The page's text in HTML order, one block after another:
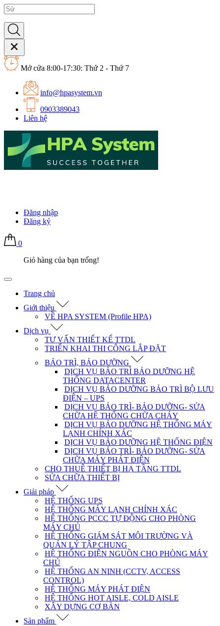
Mở cửa 8:00-17:30: Thứ 2 - Thứ 7
info@hpasystem.vn
0903389043
Liên hệ
Đăng nhập
Đăng ký
0
Giỏ hàng của bạn trống!
Trang chủ
Giới thiệu
VỀ HPA SYSTEM (Profile HPA)
Dịch vụ
TƯ VẤN THIẾT KẾ TTDL
TRIỂN KHAI THI CÔNG LẮP ĐẶT
BẢO TRÌ, BẢO DƯỠNG
DỊCH VỤ BẢO TRÌ BẢO DƯỠNG HỆ
THỐNG DATACENTER
DỊCH VỤ BẢO DƯỠNG BẢO TRÌ BỘ LƯU
ĐIỆN – UPS
DỊCH VỤ BẢO TRÌ- BẢO DƯỠNG- SỬA
CHỮA HỆ THỐNG CHỮA CHÁY
DỊCH VỤ BẢO DƯỠNG HỆ THỐNG MÁY
LẠNH CHÍNH XÁC
DỊCH VỤ BẢO DƯỠNG HỆ THỐNG ĐIỆN
DỊCH VỤ BẢO TRÌ- BẢO DƯỠNG- SỬA
CHỮA MÁY PHÁT ĐIỆN
CHO THUÊ THIẾT BỊ HẠ TẦNG TTDL
SỬA CHỮA THIẾT BỊ
Giải pháp
HỆ THỐNG UPS
HỆ THỐNG MÁY LẠNH CHÍNH XÁC
HỆ THỐNG PCCC TỰ ĐỘNG CHO PHÒNG
MÁY CHỦ
HỆ THỐNG GIÁM SÁT MÔI TRƯỜNG VÀ
QUẢN LÝ TẬP CHUNG
HỆ THỐNG ĐIỆN NGUỒN CHO PHÒNG MÁY
CHỦ
HỆ THỐNG AN NINH (CCTV, ACCESS
CONTROL)
HỆ THỐNG MÁY PHÁT ĐIỆN
HỆ THỐNG HOT AISLE, COLD AISLE
XÂY DỰNG CƠ BẢN
Sản phẩm